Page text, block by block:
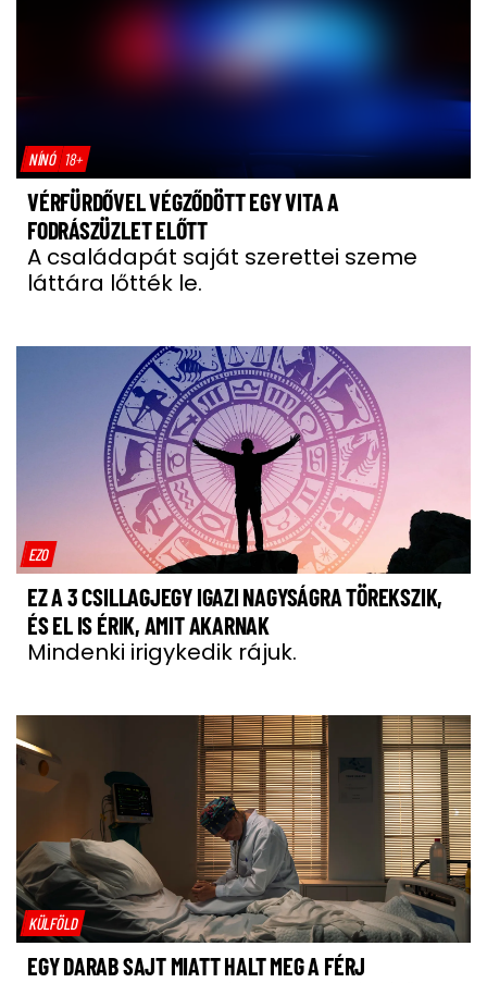
NÍNÓ 18+
VÉRFÜRDŐVEL VÉGZŐDÖTT EGY VITA A
FODRÁSZÜZLET ELŐTT
A családapát saját szerettei szeme
láttára lőtték le.
EZO
EZ A 3 CSILLAGJEGY IGAZI NAGYSÁGRA TÖREKSZIK,
ÉS EL IS ÉRIK, AMIT AKARNAK
Mindenki irigykedik rájuk.
KÜLFÖLD
EGY DARAB SAJT MIATT HALT MEG A FÉRJ